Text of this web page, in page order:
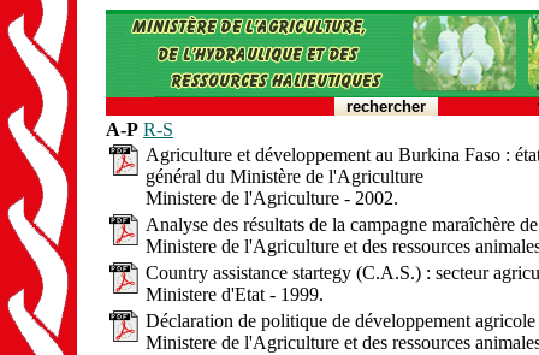
rechercher
A-P R-S
Agriculture et développement au Burkina Faso :
général du Ministère de l'Agriculture
Ministere de l'Agriculture - 2002.
Analyse des résultats de la campagne maraîchère
Ministere de l'Agriculture et des ressources
Country assistance startegy (C.A.S.) : secteur
Ministere d'Etat - 1999.
Déclaration de politique de développement
Ministere de l'Agriculture et des ressources